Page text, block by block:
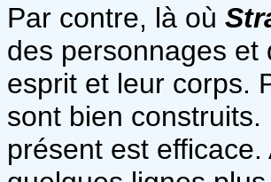
Par contre, là où
des personnages et
esprit et leur corps.
sont bien
présent est